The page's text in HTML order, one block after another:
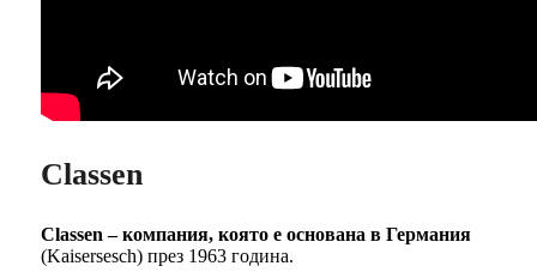
Classen
Classen – компания, която е основана в Германия
(Kaisersesch) през 1963 година.